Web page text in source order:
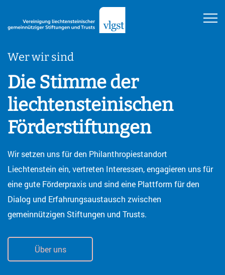
Wer wir sind
Die Stimme der
liechtensteinischen
Förderstiftungen
Wir setzen uns für den Philanthropiestandort
Liechtenstein ein, vertreten Interessen, engagieren uns für
eine gute Förderpraxis und sind eine Plattform für den
Dialog und Erfahrungsaustausch zwischen
gemeinnützigen Stiftungen und Trusts.
Über uns